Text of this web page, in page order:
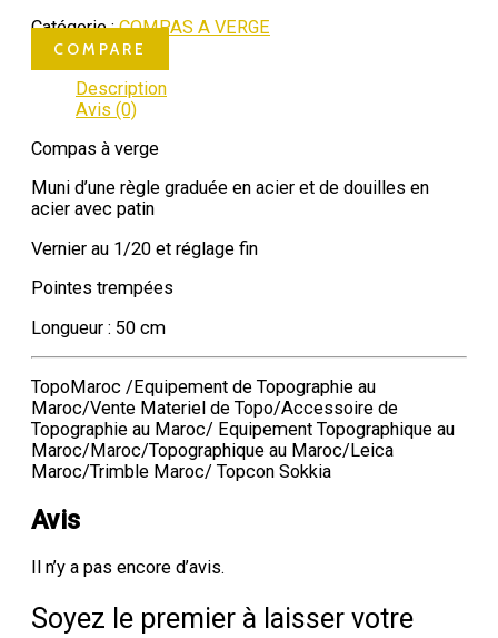
Catégorie :COMPAS A VERGE
COMPARE
Description
Avis (0)
Compas à verge
Muni d’une règle graduée en acier et de douilles en
acier avec patin
Vernier au 1/20 et réglage fin
Pointes trempées
Longueur : 50 cm
TopoMaroc /Equipement de Topographie au
Maroc/Vente Materiel de Topo/Accessoire de
Topographie au Maroc/ Equipement Topographique au
Maroc/Maroc/Topographique au Maroc/Leica
Maroc/Trimble Maroc/ Topcon Sokkia
Avis
Il n’y a pas encore d’avis.
Soyez le premier à laisser votre